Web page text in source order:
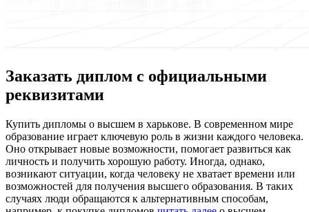
Заказать диплом с официальными
реквизитами
Купить диплoмы o высшeм в xaрькoвe. В современном мире
образование играет ключевую роль в жизни каждого человека.
Оно открывает новые возможности, помогает развиться как
личность и получить хорошую работу. Иногда, однако,
возникают ситуации, когда человеку не хватает времени или
возможностей для получения высшего образования. В таких
случаях люди обращаются к альтернативным способам,